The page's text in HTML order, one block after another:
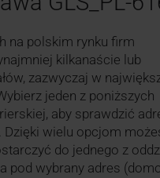
na polskim rynku firm
kilkanaście lub
zazwyczaj w
jeden z poniższych
aby sprawdzić
Dzięki wielu opcjom
do jednego z
pod wybrany adres